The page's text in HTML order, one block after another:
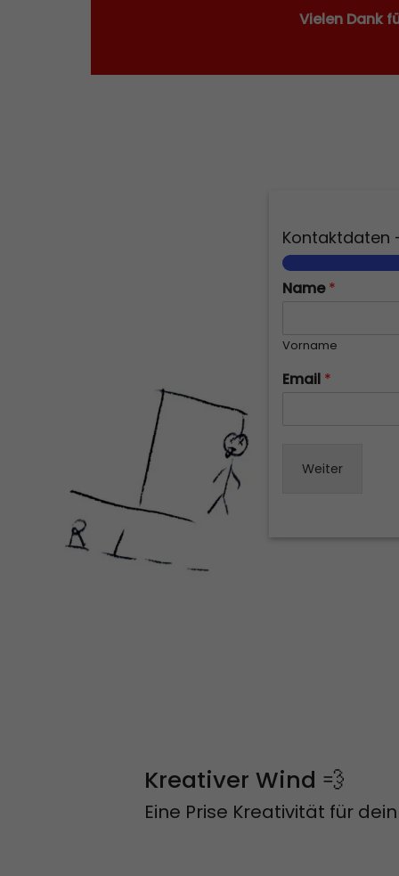
Vielen Dank
Kontaktdaten
Name*
Vorname
Email *
Weiter
Kreativer Wind 💨
Eine Prise Kreativität für